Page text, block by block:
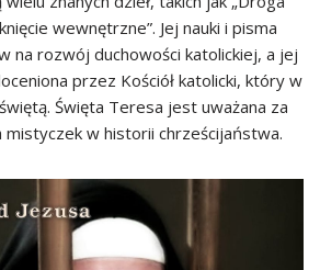
wewnętrzne”. Jej nauki i pisma
na rozwój duchowości katolickiej, a jej
przez Kościół katolicki, który w
Święta Teresa jest uważana za
mistyczek w historii chrześcijaństwa.